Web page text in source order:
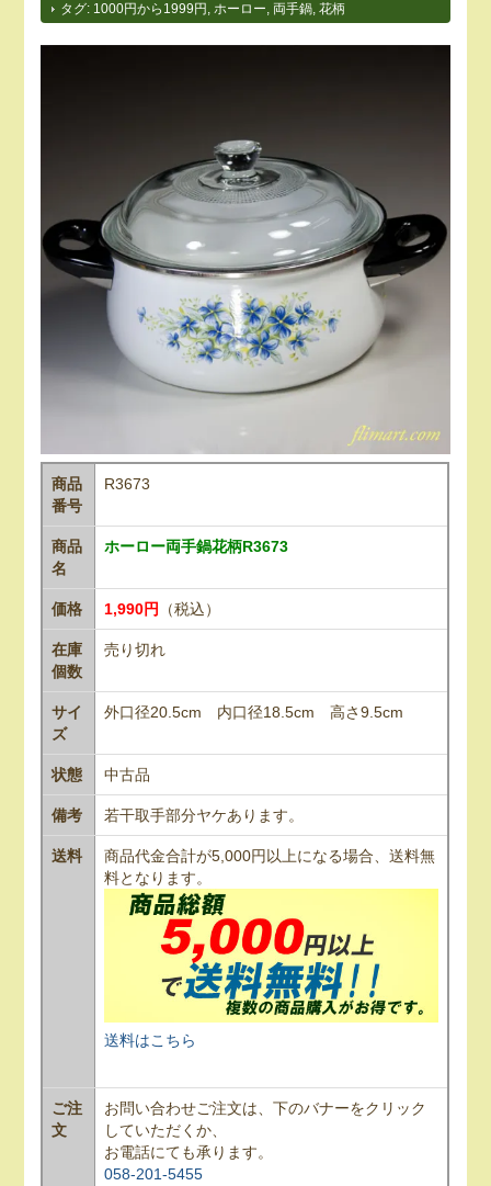
タグ: 1000円から1999円 ホーロー 両手鍋 ,花柄
商品
番号
R3673
商品
名
ホーロー両手鍋花柄R3673
価格 1,990円 （税込）
在庫
個数
売り切れ
サイ
ズ
外口径20.5cm 内口径18.5cm 高さ9.5cm
状態 中古品
備考 若干取手部分ヤケあります。
送料
商品代金合計が5,000円以上になる場合、送料無
料となります。
送料はこちら
ご注
文
お問い合わせご注文は、下のバナーをクリック
していただくか、
お電話にても承ります。
058-201-5455